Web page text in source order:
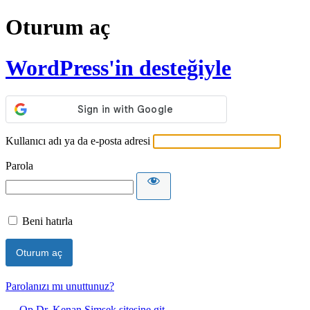
Oturum aç
WordPress'in desteğiyle
Kullanıcı adı ya da e-posta adresi
Parola
Beni hatırla
Parolanızı mı unuttunuz?